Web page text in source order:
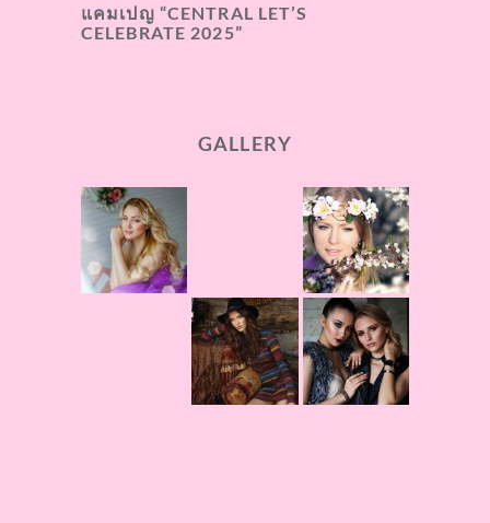
แคมเปญ “CENTRAL LET’S
CELEBRATE 2025”
GALLERY